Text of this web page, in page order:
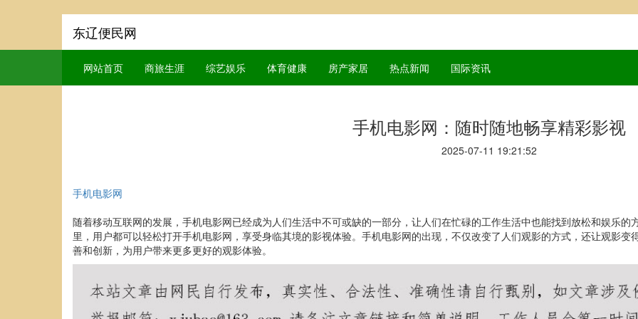
东辽便民网
网站首页 商旅生涯 综艺娱乐 体育健康 房产家居 热点新闻 国际资讯
手机电影网：随时随地畅享精彩影视
2025-07-11 19:21:52
手机电影网
随着移动互联网的发展，手机电影网已经成为人们生活中不可或缺的一部分，让人们在忙碌的工作生活中也能找到放松和娱乐
里，用户都可以轻松打开手机电影网，享受身临其境的影视体验。手机电影网的出现，不仅改变了人们观影的方式，还让观影
善和创新，为用户带来更多更好的观影体验。